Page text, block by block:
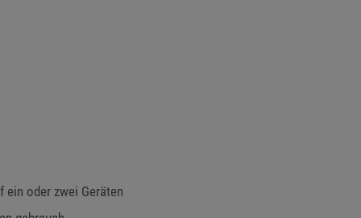
ein oder zwei Geräten